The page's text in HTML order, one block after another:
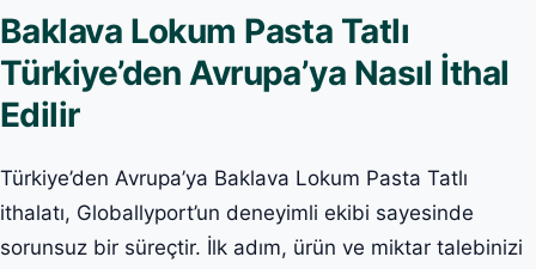
Baklava Lokum Pasta Tatlı
Türkiye’den Avrupa’ya Nasıl İthal
Edilir
Türkiye’den Avrupa’ya Baklava Lokum Pasta Tatlı
ithalatı, Globallyport’un deneyimli ekibi sayesinde
sorunsuz bir süreçtir. İlk adım, ürün ve miktar talebinizi